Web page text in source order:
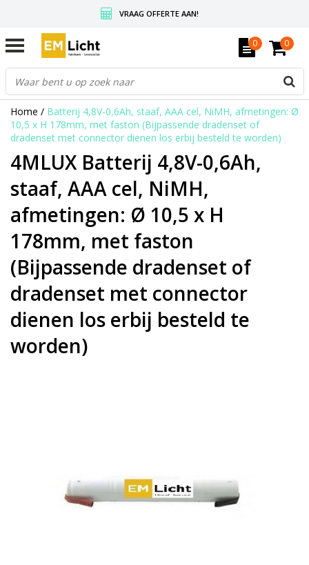
VRAAG OFFERTE AAN!
GRATIS VERZENDING BOVEN DE € 350,-
WEDERVERKOPERS KRIJGEN ALTIJD KORTING, INFORMEER!
0 0
Home / Batterij 4,8V-0,6Ah, staaf, AAA cel, NiMH, afmetingen: Ø
10,5 x H 178mm, met faston (Bijpassende dradenset of
dradenset met connector dienen los erbij besteld te worden)
4MLUX Batterij 4,8V-0,6Ah,
staaf, AAA cel, NiMH,
afmetingen: Ø 10,5 x H
178mm, met faston
(Bijpassende dradenset of
dradenset met connector
dienen los erbij besteld te
worden)